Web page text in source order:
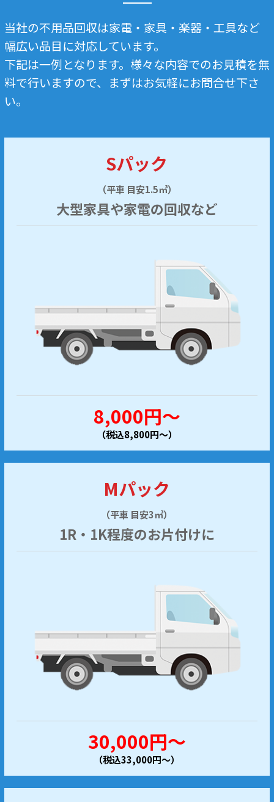
当社の不用品回収は家電・家具・楽器・工具など
幅広い品目に対応しています。
下記は一例となります。様々な内容でのお見積を無
料で行いますので、まずはお気軽にお問合せ下さ
い。
Sパック
（平車 目安1.5㎥）
大型家具や家電の回収など
8,000円～
（税込8,800円～）
Mパック
（平車 目安3㎥）
1R・1K程度のお片付けに
30,000円～
（税込33,000円～）